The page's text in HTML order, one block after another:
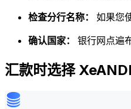
检查分行名称： 如果您
确认国家： 银行网点遍
汇款时选择